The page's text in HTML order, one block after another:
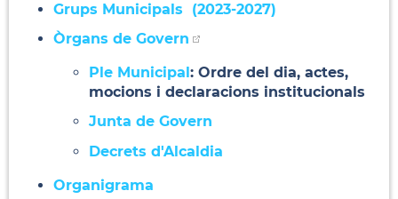
Grups Municipals (2023-2027)
Òrgans de Govern
Ple Municipal : Ordre del dia, actes,
mocions i declaracions institucionals
Junta de Govern
Decrets d'Alcaldia
Organigrama